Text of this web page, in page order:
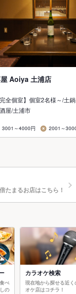
Aoiya 土浦店
完全個室】個室2名様～/土
屋/土浦市
3001～4000円 2001～
たまるお店はこちら！
べ
の
カラオケ検索
現在地から探せる近く
オケ店はコチラ！